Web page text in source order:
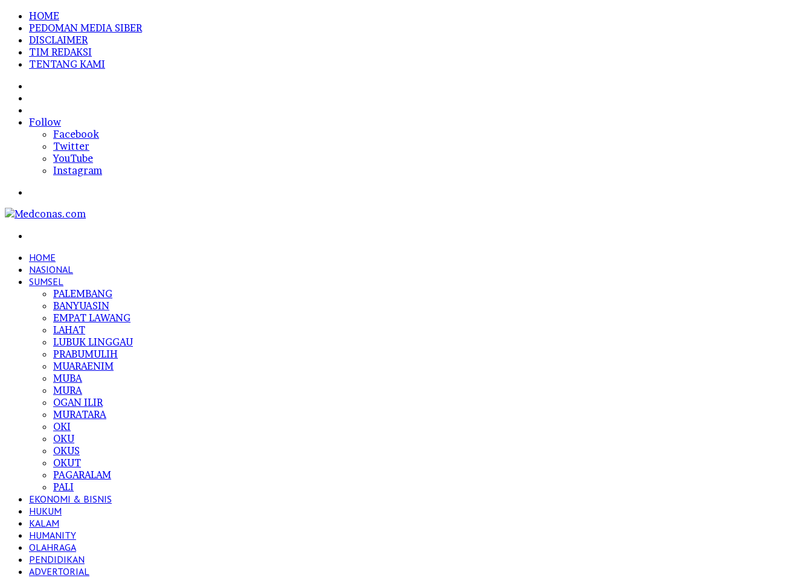
HOME
PEDOMAN MEDIA SIBER
DISCLAIMER
TIM REDAKSI
TENTANG KAMI
In
Follow
Facebook
Twitter
YouTube
Instagram
HOME
NASIONAL
SUMSEL
PALEMBANG
BANYUASIN
EMPAT LAWANG
LAHAT
LUBUK LINGGAU
PRABUMULIH
MUARAENIM
MUBA
MURA
OGAN ILIR
MURATARA
OKI
OKU
OKUS
OKUT
PAGARALAM
PALI
EKONOMI & BISNIS
HUKUM
KALAM
HUMANITY
OLAHRAGA
PENDIDIKAN
ADVERTORIAL